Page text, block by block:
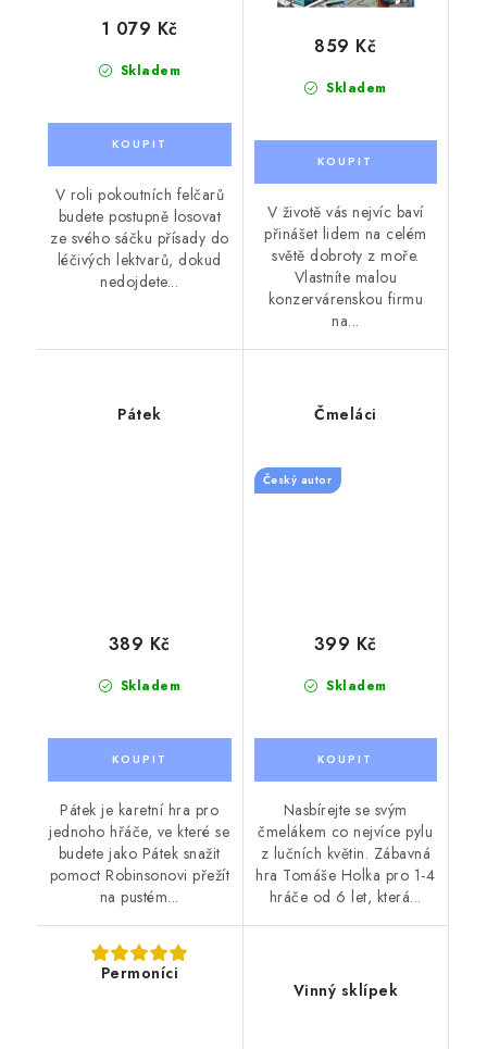
Skladem
1 079 Kč
V roli pokoutních felčarů
budete postupně losovat
ze svého sáčku přísady do
léčivých lektvarů, dokud
nedojdete...
Skladem
859 Kč
V životě vás nejvíc baví
přinášet lidem na celém
světě dobroty z moře.
Vlastníte malou
konzervárenskou firmu
na...
Pátek
Skladem
389 Kč
Pátek je karetní hra pro
jednoho hřáče, ve které se
budete jako Pátek snažit
pomoct Robinsonovi přežít
na pustém...
Čmeláci
Český autor
Skladem
399 Kč
Nasbírejte se svým
čmelákem co nejvíce pylu
z lučních květin. Zábavná
hra Tomáše Holka pro 1-4
hráče od 6 let, která...
Permoníci
Vinný sklípek